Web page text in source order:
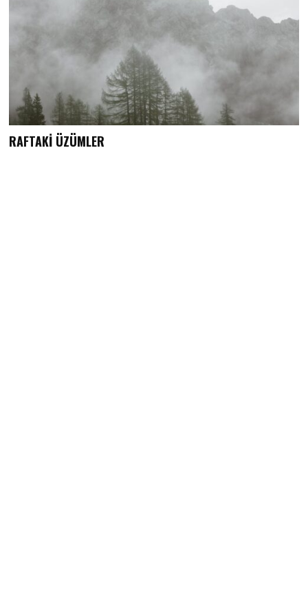
RAFTAKİ ÜZÜMLER